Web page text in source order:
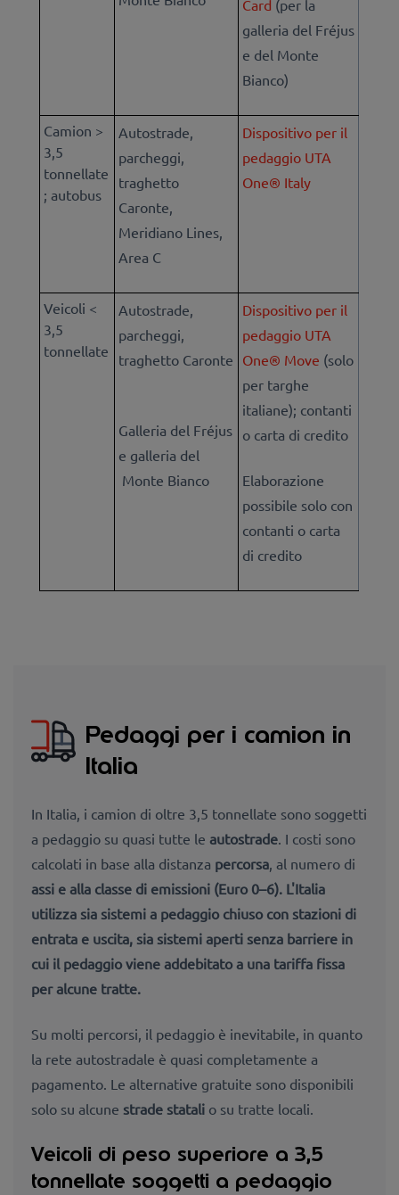
Card (per la
galleria del Fréjus
e del Monte
Bianco)
Camion >
3,5
tonnellate
; autobus
Autostrade,
parcheggi,
traghetto
Caronte,
Meridiano Lines,
Area C
Dispositivo per il
pedaggio UTA
One® Italy
Veicoli <
3,5
tonnellate
Autostrade,
parcheggi,
traghetto Caronte
Galleria del Fréjus
e galleria del
Monte Bianco
Dispositivo per il
pedaggio UTA
One® Move (solo
per targhe
italiane); contanti
o carta di credito
Elaborazione
possibile solo con
contanti o carta
di credito
Pedaggi per i camion in
Italia
In Italia, i camion di oltre 3,5 tonnellate sono soggetti
a pedaggio su quasi tutte le autostrade. I costi sono
calcolati in base alla distanza percorsa, al numero di
assi e alla classe di emissioni (Euro 0–6). L'Italia
utilizza sia sistemi a pedaggio chiuso con stazioni di
entrata e uscita, sia sistemi aperti senza barriere in
cui il pedaggio viene addebitato a una tariffa fissa
per alcune tratte.
Su molti percorsi, il pedaggio è inevitabile, in quanto
la rete autostradale è quasi completamente a
pagamento. Le alternative gratuite sono disponibili
solo su alcune strade statali o su tratte locali.
Veicoli di peso superiore a 3,5
tonnellate soggetti a pedaggio